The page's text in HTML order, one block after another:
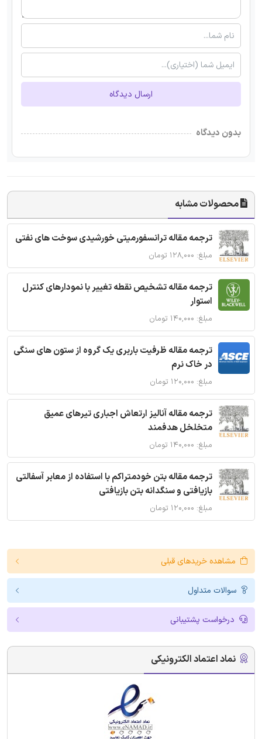
ارسال دیدگاه
بدون دیدگاه
محصولات مشابه
ترجمه مقاله ترانسفورمیتی خورشیدی سوخت های نفتی
مبلغ: ۱۲۸,۰۰۰ تومان
ترجمه مقاله تشخیص نقطه تغییر با نمودارهای کنترل
استوار
مبلغ: ۱۴۰,۰۰۰ تومان
ترجمه مقاله ظرفیت باربری یک گروه از ستون های سنگی
در خاک نرم
مبلغ: ۱۲۰,۰۰۰ تومان
ترجمه مقاله آنالیز ارتعاش اجباری تیرهای عمیق
متخلخل هدفمند
مبلغ: ۱۴۰,۰۰۰ تومان
ترجمه مقاله بتن خودمتراکم با استفاده از معابر آسفالتی
بازیافتی و سنگدانه بتن بازیافتی
مبلغ: ۱۲۰,۰۰۰ تومان
مشاهده خریدهای قبلی
سوالات متداول
درخواست پشتیبانی
نماد اعتماد الکترونیکی